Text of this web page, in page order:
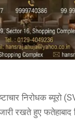
निरोधक ब्यूरो
जारी रखते हुए